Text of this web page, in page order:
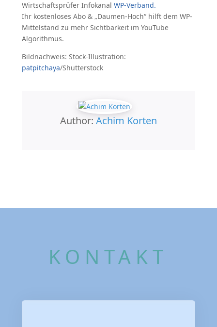
Wirtschaftsprüfer Infokanal WP-Verband.
Ihr kostenloses Abo & „Daumen-Hoch“ hilft dem WP-
Mittelstand zu mehr Sichtbarkeit im YouTube
Algorithmus.
Bildnachweis: Stock-Illustration:
patpitchaya/Shutterstock
Author: Achim Korten
KONTAKT